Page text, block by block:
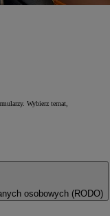
Wybierz temat,
osobowych (RODO)